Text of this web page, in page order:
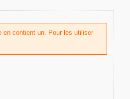
en contient un. Pour les utiliser